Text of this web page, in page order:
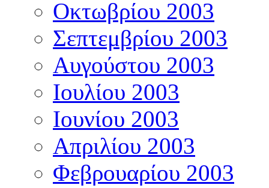
Οκτωβρίου 2003
Σεπτεμβρίου 2003
Αυγούστου 2003
Ιουλίου 2003
Ιουνίου 2003
Απριλίου 2003
Φεβρουαρίου 2003